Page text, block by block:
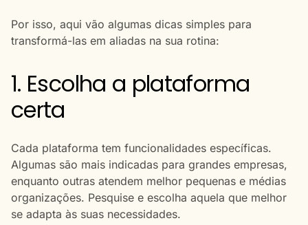
Por isso, aqui vão algumas dicas simples para
transformá-las em aliadas na sua rotina:
1. Escolha a plataforma
certa
Cada plataforma tem funcionalidades específicas.
Algumas são mais indicadas para grandes empresas,
enquanto outras atendem melhor pequenas e médias
organizações. Pesquise e escolha aquela que melhor
se adapta às suas necessidades.